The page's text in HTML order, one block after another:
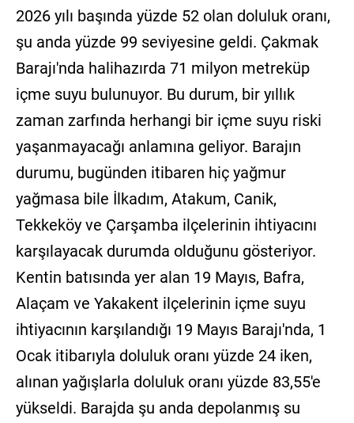
2026 yılı başında yüzde 52 olan doluluk oranı,
şu anda yüzde 99 seviyesine geldi. Çakmak
Barajı'nda halihazırda 71 milyon metreküp
içme suyu bulunuyor. Bu durum, bir yıllık
zaman zarfında herhangi bir içme suyu riski
yaşanmayacağı anlamına geliyor. Barajın
durumu, bugünden itibaren hiç yağmur
yağmasa bile İlkadım, Atakum, Canik,
Tekkeköy ve Çarşamba ilçelerinin ihtiyacını
karşılayacak durumda olduğunu gösteriyor.
Kentin batısında yer alan 19 Mayıs, Bafra,
Alaçam ve Yakakent ilçelerinin içme suyu
ihtiyacının karşılandığı 19 Mayıs Barajı'nda, 1
Ocak itibarıyla doluluk oranı yüzde 24 iken,
alınan yağışlarla doluluk oranı yüzde 83,55'e
yükseldi. Barajda şu anda depolanmış su